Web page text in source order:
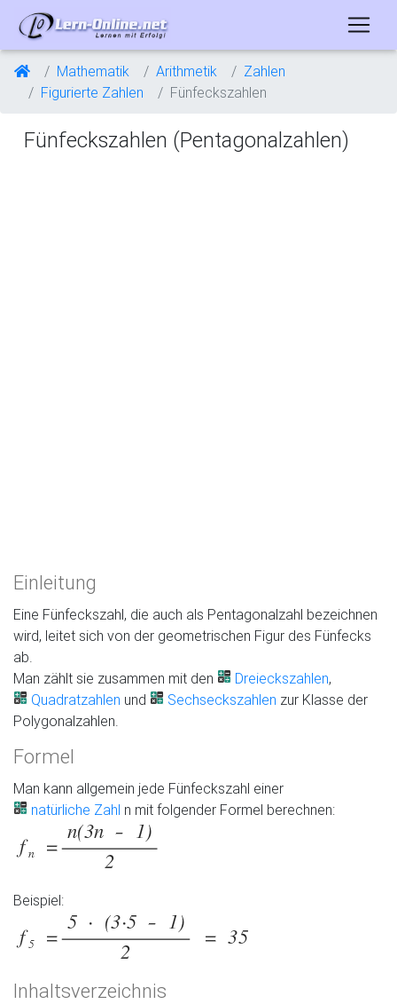
Mathematik Arithmetik
Zahlen
Figurierte Zahlen
Fünfeckszahlen
Fünfeckszahlen (Pentagonalzahlen)
Einleitung
Eine Fünfeckszahl, die auch als Pentagonalzahl bezeichnen
wird, leitet sich von der geometrischen Figur des Fünfecks
ab.
Man zählt sie zusammen mit den
Dreieckszahlen,
Quadratzahlen und Sechseckszahlen zur Klasse der
Polygonalzahlen.
Formel
Man kann allgemein jede Fünfeckszahl einer
natürliche Zahl n mit folgender Formel berechnen:
Beispiel:
Inhaltsverzeichnis